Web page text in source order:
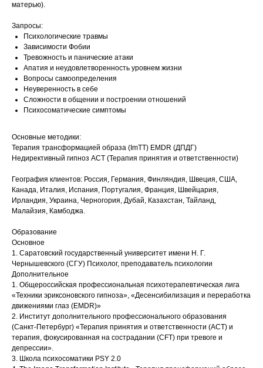
матерью).
Запросы:
Психологические травмы
Зависимости Фобии
Тревожность и панические атаки
Апатия и неудовлетворенность уровнем жизни
Вопросы самоопределения
Неуверенность в себе
Сложности в общении и построении отношений
Психосоматические симптомы
Основные методики:
Терапия трансформацией образа (ImTT) EMDR (ДПДГ)
Недирективный гипноз ACT (Терапия принятия и ответственности)
География клиентов: Россия, Германия, Финляндия, Швеция, США,
Канада, Италия, Испания, Португалия, Франция, Швейцария,
Ирландия, Украина, Черногория, Дубай, Казахстан, Тайланд,
Малайзия, Камбоджа.
Образование
Основное
1. Саратовский государственный университет имени Н. Г.
Чернышевского (СГУ) Психолог, преподаватель психологии
Дополнительное
1. Общероссийская профессиональная психотерапевтическая лига
«Техники эриксоновского гипноза», «Десенсибилизация и переработка
движениями глаз (EMDR)»
2. Институт дополнительного профессионального образования
(Санкт-Петербург) «Терапия принятия и ответственности (ACT) и
терапия, фокусированная на сострадании (CFT) при тревоге и
депрессии».
3. Школа психосоматики PSY 2.0